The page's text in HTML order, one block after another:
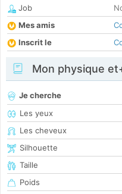
Job
Mes amis
Inscrit le
Mon physique
Je cherche
Les yeux
Les cheveux
Silhouette
Taille
Poids